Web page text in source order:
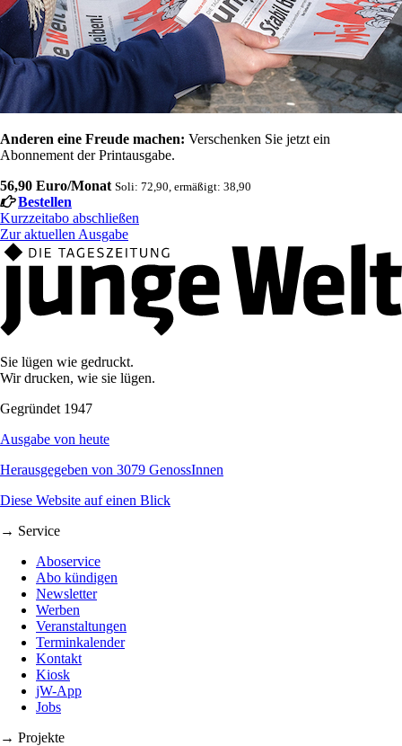
Anderen eine Freude machen: Verschenken Sie jetzt ein
Abonnement der Printausgabe.
56,90 Euro/Monat Soli: 72,90, ermäßigt: 38,90
Bestellen
Kurzzeitabo abschließen
Zur aktuellen Ausgabe
Sie lügen wie gedruckt.
Wir drucken, wie sie lügen.
Gegründet 1947
Ausgabe von heute
Herausgegeben von 3079 GenossInnen
Diese Website auf einen Blick
→ Service
Aboservice
Abo kündigen
Newsletter
Werben
Veranstaltungen
Terminkalender
Kontakt
Kiosk
jW-App
Jobs
→ Projekte